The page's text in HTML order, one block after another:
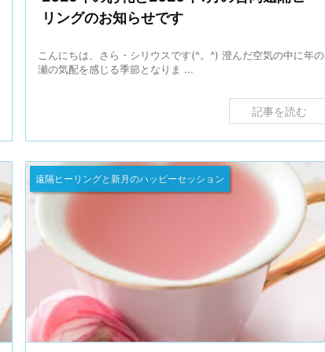
リングのお知らせです
こんにちは、さら・シリウスです(^。^) 澄んだ空気の中に年の
瀬の気配を感じる季節となりま ...
記事を読む
遠隔ヒーリングと新月のハッピーセッション